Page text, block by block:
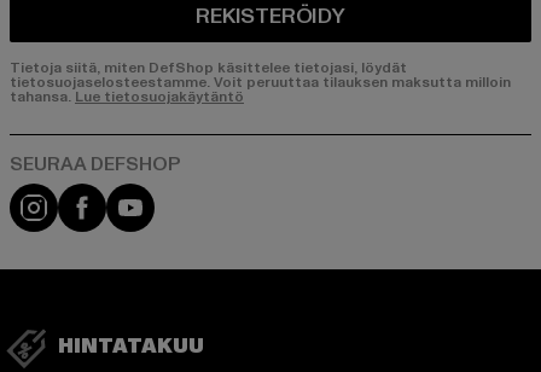
REKISTERÖIDY
Tietoja siitä, miten DefShop käsittelee tietojasi, löydät
tietosuojaselosteestamme. Voit peruuttaa tilauksen maksutta milloin
tahansa. Lue tietosuojakäytäntö
Visit our Instagram page:
Visit our Facebook page:
Visit our YouTube channel:
HINTATAKUU